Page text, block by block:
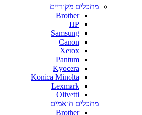
מתכלים מקוריים
Brother
HP
Samsung
Canon
Xerox
Pantum
Kyocera
Konica Minolta
Lexmark
Olivetti
מתכלים תואמים
Brother